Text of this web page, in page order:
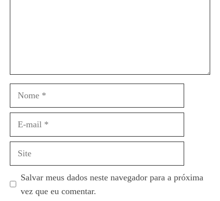
Salvar meus dados neste navegador para a próxima
vez que eu comentar.